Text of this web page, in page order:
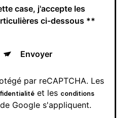
case, j'accepte les
ci-dessous **
Envoyer
par reCAPTCHA. Les
et les conditions
de Google s'appliquent.